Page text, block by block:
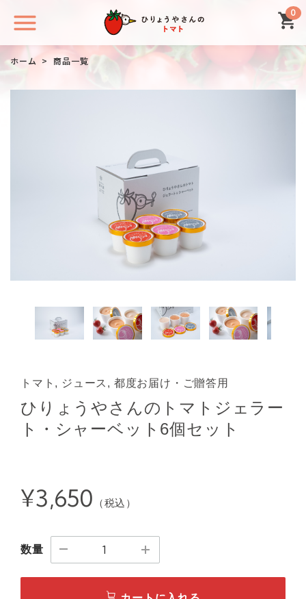
0
ホーム > 商品一覧
トマト, ジュース, 都度お届け・ご贈答用
ひりょうやさんのトマトジェラー
ト・シャーベット6個セット
¥3,650 （税込）
数量